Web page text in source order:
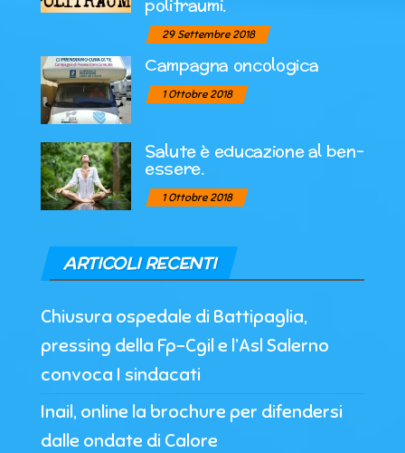
politraumi.
29 Settembre 2018
Campagna oncologica
1 Ottobre 2018
Salute è educazione al ben-
essere.
1 Ottobre 2018
ARTICOLI RECENTI
Chiusura ospedale di Battipaglia,
pressing della Fp-Cgil e l’Asl Salerno
convoca I sindacati
Inail, online la brochure per difendersi
dalle ondate di Calore